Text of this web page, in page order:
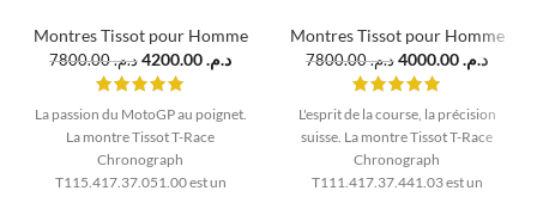
Montres Tissot pour Homme
د.م.7800.00 د.م.
La passion du MotoGP au poignet.
La montre Tissot T-Race
Chronograph
T115.417.37.051.00 est un
Montres Tissot pour Homme
د.م.7800.00 د.م.
L'esprit de la course, la précision
suisse. La montre Tissot T-Race
Chronograph
T111.417.37.441.03 est un